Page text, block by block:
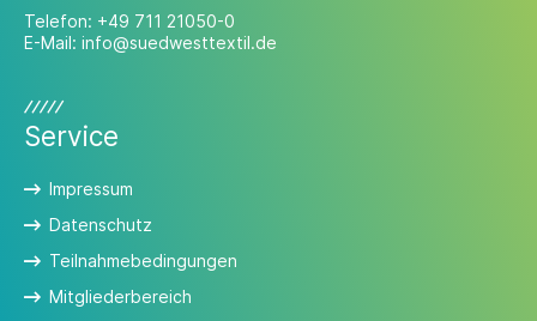
Telefon: +49 711 21050-0
E-Mail: info@suedwesttextil.de
Service
Impressum
Datenschutz
Teilnahmebedingungen
Mitgliederbereich